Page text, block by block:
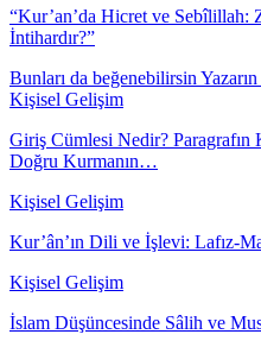
“Kur’an’da Hicret ve
İntihardır?”
Bunları da beğenebilirsin
Kişisel Gelişim
Giriş Cümlesi Nedir?
Doğru Kurmanın…
Kişisel Gelişim
Kur’ân’ın Dili ve İşlevi: Lafız-
Kişisel Gelişim
İslam Düşüncesinde Sâlih ve